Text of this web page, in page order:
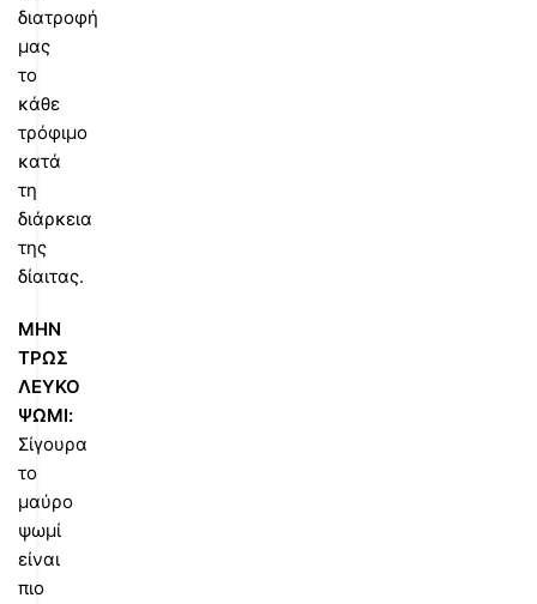
διατροφή
μας
το
κάθε
τρόφιμο
κατά
τη
διάρκεια
της
δίαιτας.
ΜΗΝ
ΤΡΩΣ
ΛΕΥΚΟ
ΨΩΜΙ:
Σίγουρα
το
μαύρο
ψωμί
είναι
πιο